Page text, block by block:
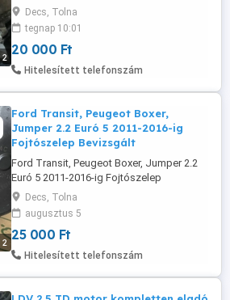
2
beszerelési garancia posta megoldható
típus: AUDI AUDI A3 Hatchback (8P1)
(Year of Construction 05.2 ) AUDI A3
Sportback (8PA) (Year of Construction
09.2 ) AUDI A3 Convertible (8P7) (Year of
Decs, Tolna
tegnap 10:01
20 000 Ft
Hitelesített telefonszám
2
Ford Transit, Peugeot Boxer,
Jumper 2.2 Euró 5 2011-2016-ig
Fojtószelep Bevizsgált
Ford Transit, Peugeot Boxer, Jumper 2.2
Euró 5 2011-2016-ig Fojtószelep
Bevizsgált Kevés kilométerrel kizárólag
telefonon érdeklődjön bk2q-9E926-ac
Decs, Tolna
augusztus 5
25 000 Ft
Hitelesített telefonszám